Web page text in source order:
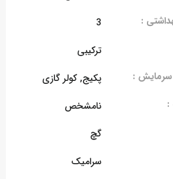
:
3
ترکیبی
:
پکیج, کولر گازی
:
نامشخص
گچ
سرامیک